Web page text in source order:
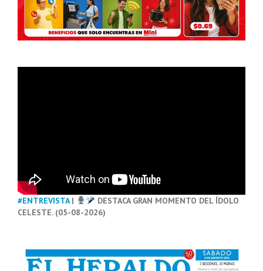
#ENTREVISTA|
DESTACA GRAN MOMENTO DEL ÍDOLO
CELESTE. (05-08-2026)